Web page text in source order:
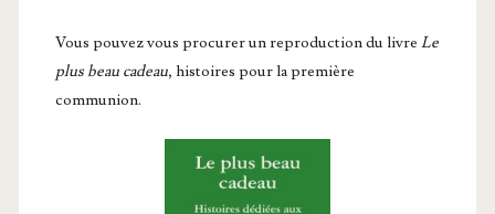
Vous pou­vez vous pro­cu­rer un repro­duc­tion du livre Le
plus beau cadeau, histoires pour la première
communion.